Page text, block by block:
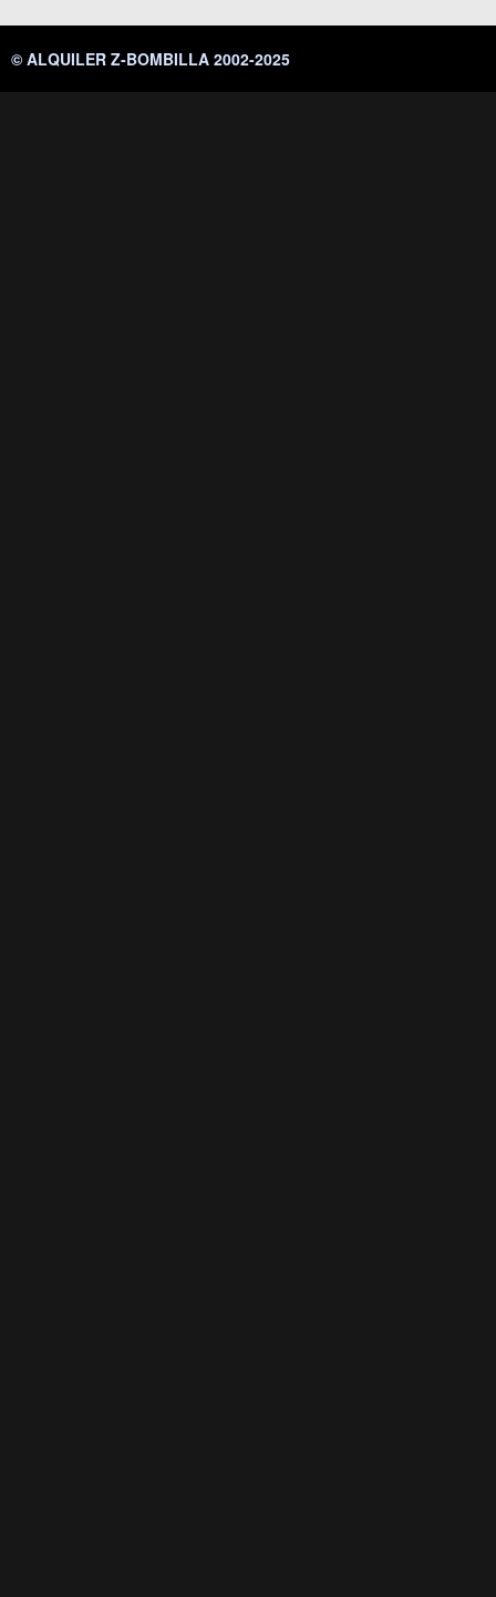
© ALQUILER Z-BOMBILLA 2002-2025